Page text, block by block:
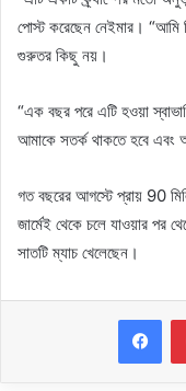
পোস্ট করেছেন নেইমার। “আমি
গুরুতর কিছু নয়।
“এক বছর পরে এটি হওয়া
আমাকে সতর্ক থাকতে হবে এবং
গত বছরের আগস্টে প্রায় 90
জার্মেই থেকে চলে যাওয়ার পর
সাতটি ম্যাচ খেলেছেন।